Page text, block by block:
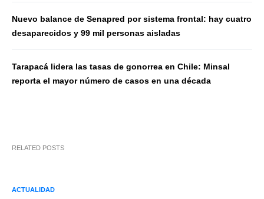
Nuevo balance de Senapred por sistema frontal: hay cuatro
desaparecidos y 99 mil personas aisladas
Tarapacá lidera las tasas de gonorrea en Chile: Minsal
reporta el mayor número de casos en una década
RELATED POSTS
ACTUALIDAD